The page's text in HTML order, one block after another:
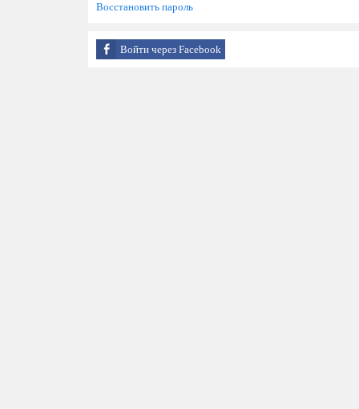
Восстановить пароль
Войти через Facebook